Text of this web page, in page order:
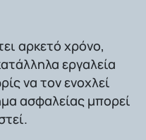
αρκετό χρόνο,
εργαλεία
να τον ενοχλεί
ασφαλείας μπορεί